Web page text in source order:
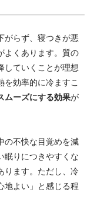
がらず、寝つきが悪
よくあります。質の
していくことが理想
を効率的に冷ますこ
ムーズにする効果が
の不快な目覚めを減
眠りにつきやすくな
ります。ただし、冷
地よい」と感じる程